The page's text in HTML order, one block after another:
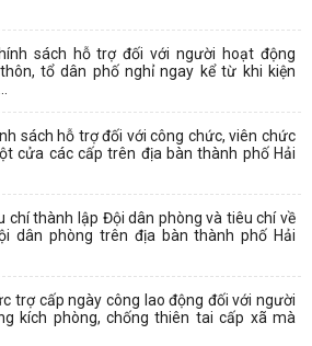
sách hỗ trợ đối với người hoạt động
tổ dân phố nghỉ ngay kể từ khi kiện
sách hỗ trợ đối với công chức, viên chức
cửa các cấp trên địa bàn thành phố Hải
chí thành lập Đội dân phòng và tiêu chí về
dân phòng trên địa bàn thành phố Hải
trợ cấp ngày công lao động đối với người
kích phòng, chống thiên tai cấp xã mà